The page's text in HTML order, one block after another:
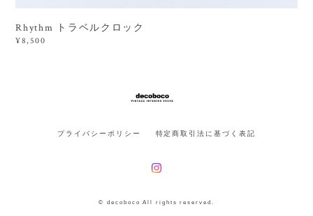
Rhythm トラベルクロック
¥8,500
プライバシーポリシー 特定商取引法に基づく表記
© decoboco All rights reserved.